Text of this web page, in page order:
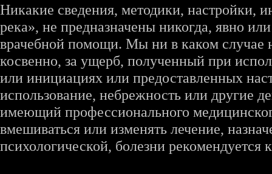
Никакие сведения, методики, настройки,
река», не предназначены никогда, явно
врачебной помощи. Мы ни в каком случае
косвенно, за ущерб, полученный при
или инициациях или предоставленных
использование, небрежность или другие
имеющий профессионального
вмешиваться или изменять лечение,
психологической, болезни рекомендуется